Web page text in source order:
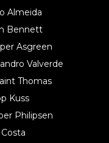
Almeida
Bennett
Asgreen
Valverde
Thomas
Kuss
Philipsen